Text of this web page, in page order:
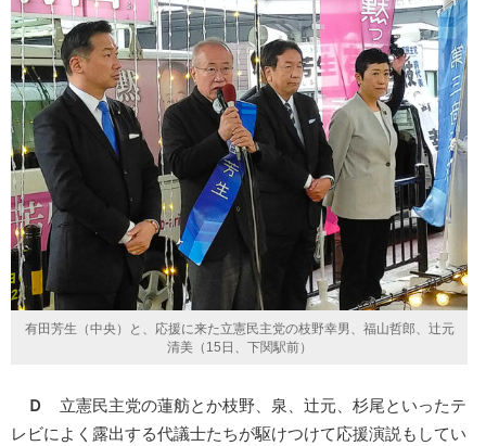
有田芳生（中央）と、応援に来た立憲民主党の枝野幸男、福山哲郎、辻元
清美（15日、下関駅前）
Ｄ
立憲民主党の蓮舫とか枝野、泉、辻元、杉尾といったテ
レビによく露出する代議士たちが駆けつけて応援演説もしてい